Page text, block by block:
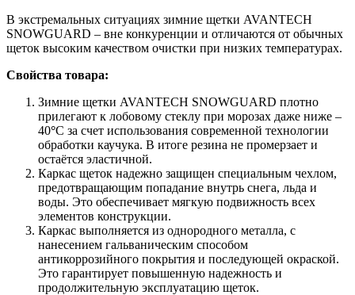
В экстремальных ситуациях зимние щетки AVANTECH
SNOWGUARD – вне конкуренции и отличаются от обычных
щеток высоким качеством очистки при низких температурах.
Свойства товара:
Зимние щетки AVANTECH SNOWGUARD плотно
прилегают к лобовому стеклу при морозах даже ниже –
40°С за счет использования современной технологии
обработки каучука. В итоге резина не промерзает и
остаётся эластичной.
Каркас щеток надежно защищен специальным чехлом,
предотвращающим попадание внутрь снега, льда и
воды. Это обеспечивает мягкую подвижность всех
элементов конструкции.
Каркас выполняется из однородного металла, с
нанесением гальваническим способом
антикоррозийного покрытия и последующей окраской.
Это гарантирует повышенную надежность и
продолжительную эксплуатацию щеток.